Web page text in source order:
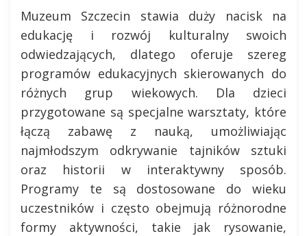
Muzeum Szczecin stawia duży nacisk na
edukację i rozwój kulturalny swoich
odwiedzających, dlatego oferuje szereg
programów edukacyjnych skierowanych do
różnych grup wiekowych. Dla dzieci
przygotowane są specjalne warsztaty, które
łączą zabawę z nauką, umożliwiając
najmłodszym odkrywanie tajników sztuki
oraz historii w interaktywny sposób.
Programy te są dostosowane do wieku
uczestników i często obejmują różnorodne
formy aktywności, takie jak rysowanie,